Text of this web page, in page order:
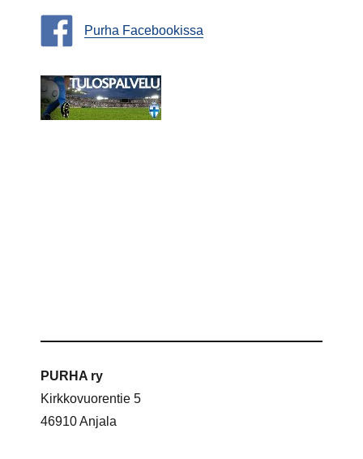
Purha Facebookissa
PURHA ry
Kirkkovuorentie 5
46910 Anjala